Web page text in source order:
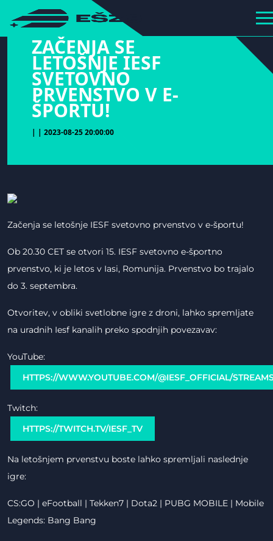
hihiiiiiiiiiii
ZAČENJA SE
LETOŠNJE IESF
SVETOVNO
PRVENSTVO V E-
ŠPORTU!
| | 2023-08-25 20:00:00
Začenja se letošnje IESF svetovno prvenstvo v e-športu!
Ob 20.30 CET se otvori 15. IESF svetovno e-športno
prvenstvo, ki je letos v Iasi, Romunija. Prvenstvo bo trajalo
do 3. septembra.
Otvoritev, v obliki svetlobne igre z droni, lahko spremljate
na uradnih Iesf kanalih preko spodnjih povezavav:
YouTube:
HTTPS://WWW.YOUTUBE.COM/@IESF_OFFICIAL/
Twitch:
HTTPS://TWITCH.TV/IESF_TV
Na letošnjem prvenstvu boste lahko spremljali naslednje
igre:
CS:GO | eFootball | Tekken7 | Dota2 | PUBG MOBILE | Mobile
Legends: Bang Bang